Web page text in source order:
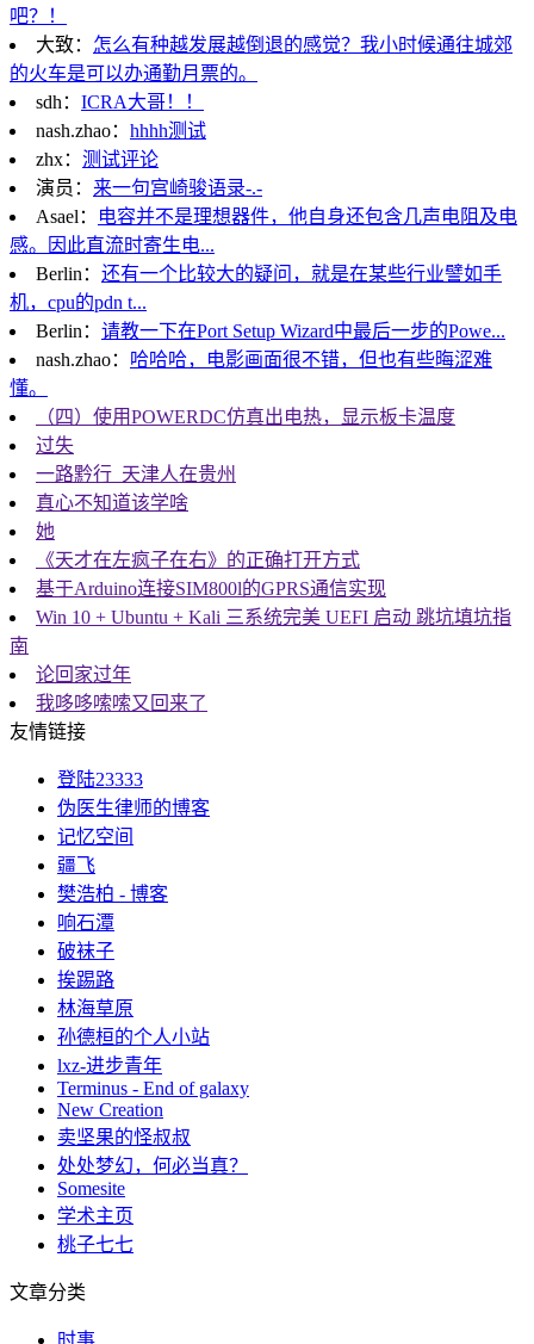
吧？！
大致： 怎么有种越发展越倒退的感觉？我小时候通往城郊
的火车是可以办通勤月票的。
sdh： ICRA大哥！！
nash.zhao： hhhh测试
zhx： 测试评论
演员： 来一句宫崎骏语录-.-
Asael：
电容并不是理想器件，他自身还包含几声电阻及电
感。因此直流时寄生电...
Berlin： 还有一个比较大的疑问，就是在某些行业譬如手
机，cpu的pdn t...
Berlin： 请教一下在Port Setup Wizard中最后一步的Powe...
nash.zhao： 哈哈哈，电影画面很不错，但也有些晦涩难
懂。
（四）使用POWERDC仿真出电热，显示板卡温度
过失
一路黔行_天津人在贵州
真心不知道该学啥
她
《天才在左疯子在右》的正确打开方式
基于Arduino连接SIM800l的GPRS通信实现
Win 10 + Ubuntu + Kali 三系统完美 UEFI 启动 跳坑填坑指
南
论回家过年
我哆哆嗦嗦又回来了
友情链接
登陆23333
伪医生律师的博客
记忆空间
疆飞
樊浩柏 - 博客
响石潭
破袜子
挨踢路
林海草原
孙德桓的个人小站
lxz-进步青年
Terminus - End of galaxy
New Creation
卖坚果的怪叔叔
处处梦幻，何必当真？
Somesite
学术主页
桃子七七
文章分类
时事